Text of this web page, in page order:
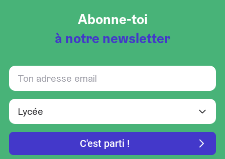
Abonne-toi
à notre newsletter